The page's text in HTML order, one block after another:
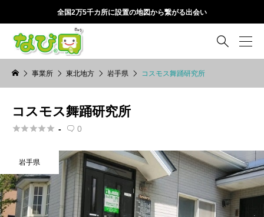
全国2万5千カ所に設置の地図から繋がる出会い

事業所 東北地方 岩手県 コスモス舞踊研究所
コスモス舞踊研究所
 -  0
岩手県